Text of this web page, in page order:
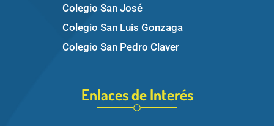
Colegio San José
Colegio San Luis Gonzaga
Colegio San Pedro Claver
Enlaces de Interés